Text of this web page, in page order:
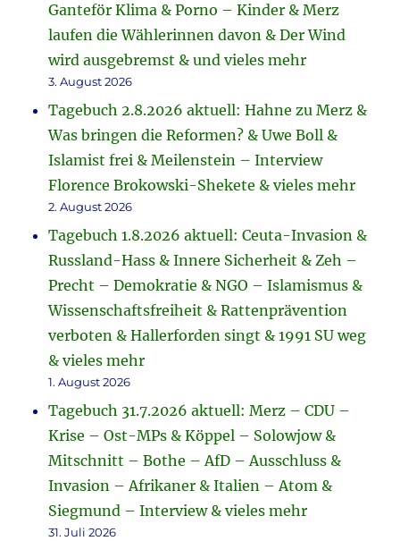
Ganteför Klima & Porno – Kinder & Merz
laufen die Wählerinnen davon & Der Wind
wird ausgebremst & und vieles mehr
3. August 2026
Tagebuch 2.8.2026 aktuell: Hahne zu Merz &
Was bringen die Reformen? & Uwe Boll &
Islamist frei & Meilenstein – Interview
Florence Brokowski-Shekete & vieles mehr
2. August 2026
Tagebuch 1.8.2026 aktuell: Ceuta-Invasion &
Russland-Hass & Innere Sicherheit & Zeh –
Precht – Demokratie & NGO – Islamismus &
Wissenschaftsfreiheit & Rattenprävention
verboten & Hallerforden singt & 1991 SU weg
& vieles mehr
1. August 2026
Tagebuch 31.7.2026 aktuell: Merz – CDU –
Krise – Ost-MPs & Köppel – Solowjow &
Mitschnitt – Bothe – AfD – Ausschluss &
Invasion – Afrikaner & Italien – Atom &
Siegmund – Interview & vieles mehr
31. Juli 2026